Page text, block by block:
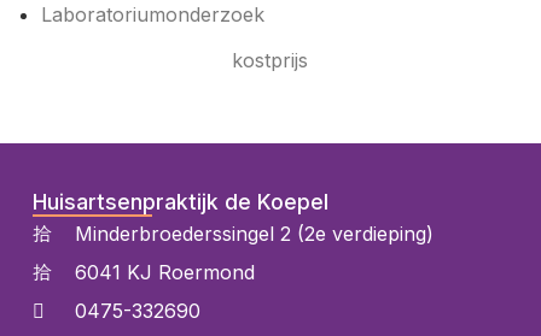
Laboratoriumonderzoek
kostprijs
Huisartsenpraktijk de Koepel
Minderbroederssingel 2 (2e verdieping)
6041 KJ Roermond
0475-332690